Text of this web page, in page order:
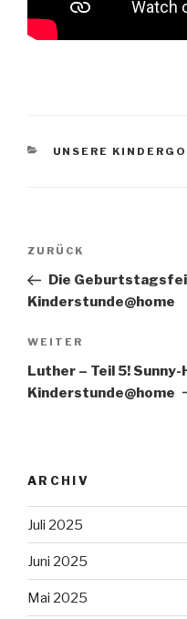
KATEGORIEN
UNSERE
Beitragsnavigation
Vorheriger
Beitrag
ZURÜCK
Die
Kinderstunde@home
Nächster
Beitrag
WEITER
Luther – Teil 5! Sunny-
Kinderstunde@home
ARCHIV
Juli 2025
Juni 2025
Mai 2025